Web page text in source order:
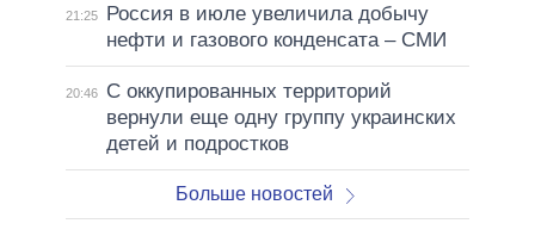
21:25
Россия в июле увеличила добычу
нефти и газового конденсата – СМИ
20:46
С оккупированных территорий
вернули еще одну группу украинских
детей и подростков
Больше новостей